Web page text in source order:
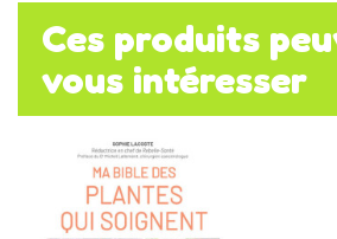
Ces produits
vous intéresser